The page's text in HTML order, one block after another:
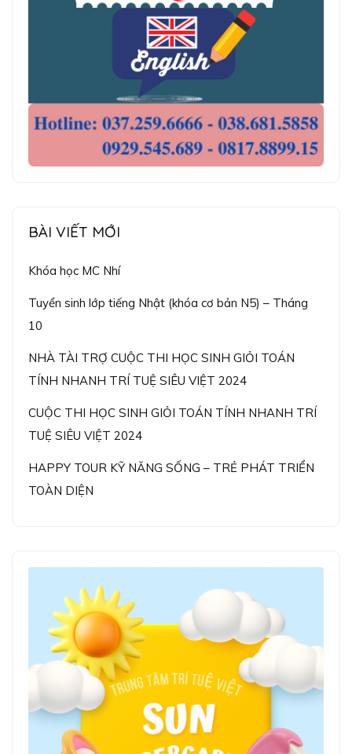
BÀI VIẾT MỚI
Khóa học MC Nhí
Tuyển sinh lớp tiếng Nhật (khóa cơ bản N5) – Tháng
10
NHÀ TÀI TRỢ CUỘC THI HỌC SINH GIỎI TOÁN
TÍNH NHANH TRÍ TUỆ SIÊU VIỆT 2024
CUỘC THI HỌC SINH GIỎI TOÁN TÍNH NHANH TRÍ
TUỆ SIÊU VIỆT 2024
HAPPY TOUR KỸ NĂNG SỐNG – TRẺ PHÁT TRIỂN
TOÀN DIỆN